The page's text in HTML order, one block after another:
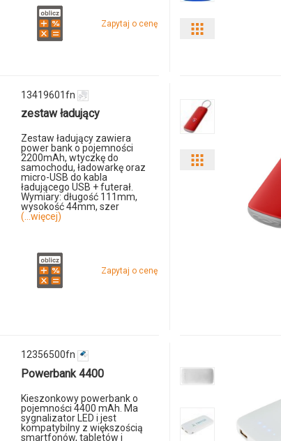
Zapytaj o cenę
ilości
13419601fn
zestaw ładujący
Zestaw ładujący zawiera
power bank o pojemności
2200mAh, wtyczkę do
samochodu, ładowarkę oraz
micro-USB do kabla
ładującego USB + futerał.
Wymiary: długość 111mm,
wysokość 44mm, szer
(...więcej)
Zapytaj o cenę
PB-
12356500fn
Powerbank 4400
Kieszonkowy powerbank o
pojemności 4400 mAh. Ma
sygnalizator LED i jest
kompatybilny z większością
smartfonów, tabletów i